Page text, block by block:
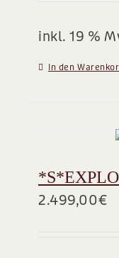
inkl. 19 %
In den
2.499,00€